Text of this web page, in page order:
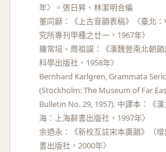
年〉。張日昇、林潔明合編
董同龢：《上古音韻表稿》〈臺北
究所專刊甲種之廿一，1967年）
羅常培、周祖謨：《漢魏晉南北朝
科學出版社，1958年〉
Bernhard Karlgren, Grammata
(Stockholm: The Museum of Far
Bulletin No. 29, 1957). 中譯本：《
海：上海辭書出版社，1997年〉
余迺永：《新校互註宋本廣韻》（
書出版社，2000年〉